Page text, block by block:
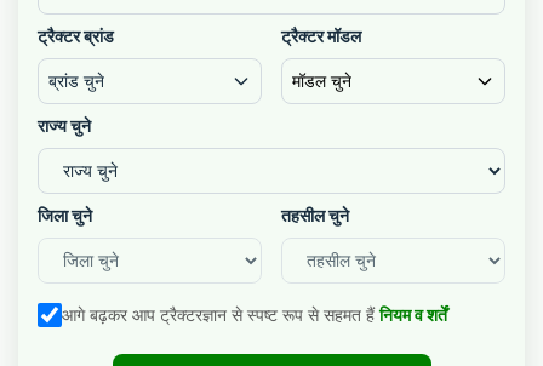
ट्रैक्टर ब्रांड
ब्रांड चुने
ट्रैक्टर मॉडल
मॉडल चुने
राज्य चुने
जिला चुने तहसील चुने
आगे बढ़कर आप ट्रैक्टरज्ञान से स्पष्ट रूप से सहमत हैं नियम व शर्तें